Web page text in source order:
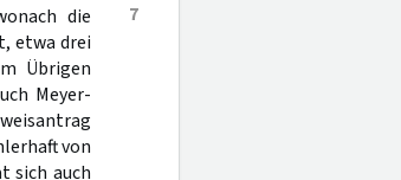
7
die
etwa drei
Übrigen
Meyer-
von
sich auch